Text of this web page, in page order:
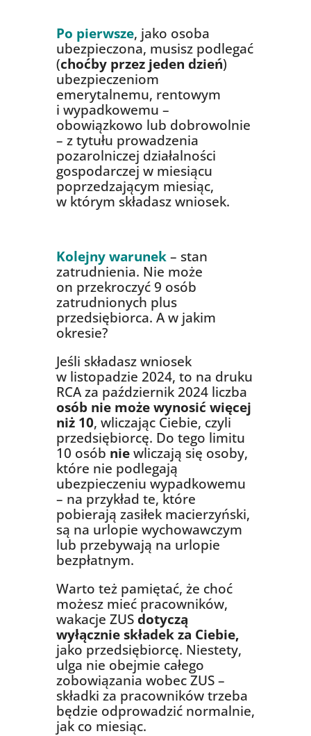
Po pierwsze, jako osoba
ubezpieczona, musisz podlegać
(choćby przez jeden dzień)
ubezpieczeniom
emerytalnemu, rentowym
i wypadkowemu –
obowiązkowo lub dobrowolnie
– z tytułu prowadzenia
pozarolniczej działalności
gospodarczej w miesiącu
poprzedzającym miesiąc,
w którym składasz wniosek.
Kolejny warunek – stan
zatrudnienia. Nie może
on przekroczyć 9 osób
zatrudnionych plus
przedsiębiorca. A w jakim
okresie?
Jeśli składasz wniosek
w listopadzie 2024, to na druku
RCA za październik 2024 liczba
osób nie może wynosić więcej
niż 10, wliczając Ciebie, czyli
przedsiębiorcę. Do tego limitu
10 osób niewliczają się osoby,
które nie podlegają
ubezpieczeniu wypadkowemu
– na przykład te, które
pobierają zasiłek macierzyński,
są na urlopie wychowawczym
lub przebywają na urlopie
bezpłatnym.
Warto też pamiętać, że choć
możesz mieć pracowników,
wakacje ZUSdotyczą
wyłącznie składek za Ciebie,
jako przedsiębiorcę. Niestety,
ulga nie obejmie całego
zobowiązania wobec ZUS –
składki za pracowników trzeba
będzie odprowadzić normalnie,
jak co miesiąc.